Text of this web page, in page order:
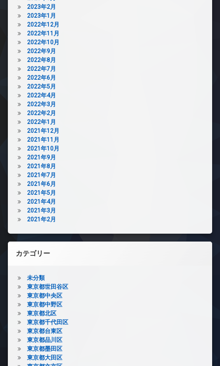
2023年2月
2023年1月
2022年12月
2022年11月
2022年10月
2022年9月
2022年8月
2022年7月
2022年6月
2022年5月
2022年4月
2022年3月
2022年2月
2022年1月
2021年12月
2021年11月
2021年10月
2021年9月
2021年8月
2021年7月
2021年6月
2021年5月
2021年4月
2021年3月
2021年2月
カテゴリー
未分類
東京都世田谷区
東京都中央区
東京都中野区
東京都北区
東京都千代田区
東京都台東区
東京都品川区
東京都墨田区
東京都大田区